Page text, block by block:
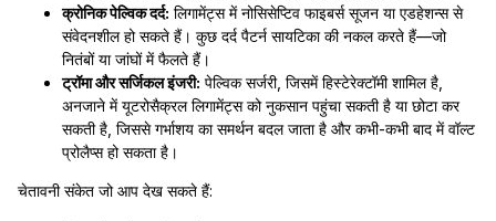
क्रोनिक पेल्विक दर्द: लिगामेंट्स में नोसिसेप्टिव फाइबर्स सूजन या एडहेशन्स से
संवेदनशील हो सकते हैं। कुछ दर्द पैटर्न सायटिका की नकल करते हैं—जो
नितंबों या जांघों में फैलते हैं।
ट्रॉमा और सर्जिकल इंजरी: पेल्विक सर्जरी, जिसमें हिस्टेरेक्टॉमी शामिल है,
अनजाने में यूटरोसैक्रल लिगामेंट्स को नुकसान पहुंचा सकती है या छोटा कर
सकती है, जिससे गर्भाशय का समर्थन बदल जाता है और कभी-कभी बाद में वॉल्ट
प्रोलैप्स हो सकता है।
चेतावनी संकेत जो आप देख सकते हैं: